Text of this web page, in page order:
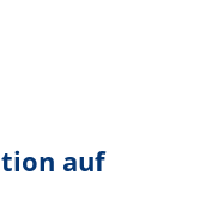
auf